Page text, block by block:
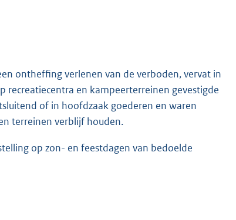
ontheffing verlenen van de verboden, vervat in
recreatiecentra en kampeerterreinen gevestigde
of in hoofdzaak goederen en waren
terreinen verblijf houden.
op zon- en feestdagen van bedoelde